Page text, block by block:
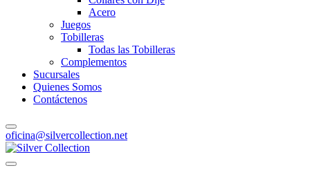
Acero
Juegos
Tobilleras
Todas las Tobilleras
Complementos
Sucursales
Quienes Somos
Contáctenos
oficina@silvercollection.net